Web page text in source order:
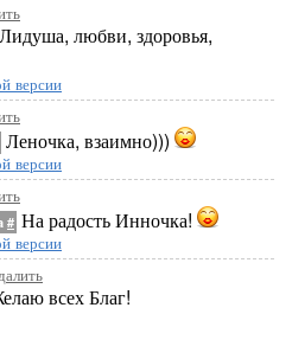
Лидуша, любви, здоровья,
версии
Леночка, взаимно)))
версии
# На радость Инночка!
версии
всех Благ!